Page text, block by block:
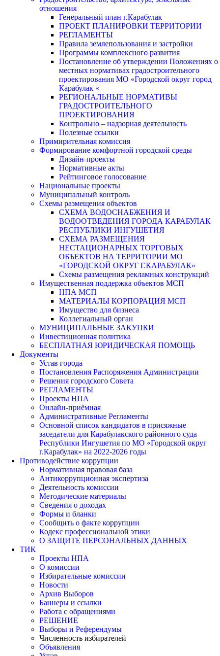
отношения
Генеральный план г.Карабулак
ПРОЕКТ ПЛАНИРОВКИ ТЕРРИТОРИИ
РЕГЛАМЕНТЫ
Правила землепользования и застройки
Программы комплексного развития
Постановление об утверждении Положениях о
местных нормативах градостроительного
проектирования МО «Городской округ город
Карабулак «
РЕГИОНАЛЬНЫЕ НОРМАТИВЫ
ГРАДОСТРОИТЕЛЬНОГО
ПРОЕКТИРОВАНИЯ
Контрольно – надзорная деятельность
Полезные ссылки
Примирительная комиссия
Формирование комфортной городской среды
Дизайн-проекты
Нормативные акты
Рейтинговое голосование
Национальные проекты
Муниципальный контроль
Схемы размещения объектов
СХЕМА ВОДОСНАБЖЕНИЯ И
ВОДООТВЕДЕНИЯ ГОРОДА КАРАБУЛАК
РЕСПУБЛИКИ ИНГУШЕТИЯ
СХЕМА РАЗМЕЩЕНИЯ
НЕСТАЦИОНАРНЫХ ТОРГОВЫХ
ОБЪЕКТОВ НА ТЕРРИТОРИИ МО
«ГОРОДСКОЙ ОКРУГ Г.КАРАБУЛАК»
Схемы размещения рекламных конструкций
Имущественная поддержка объектов МСП
НПА МСП
МАТЕРИАЛЫ КОРПОРАЦИЯ МСП
Имущество для бизнеса
Коллегиальный орган
МУНИЦИПАЛЬНЫЕ ЗАКУПКИ
Инвестиционная политика
БЕСПЛАТНАЯ ЮРИДИЧЕСКАЯ ПОМОЩЬ
Документы
Устав города
Постановления Распоряжения Администрации
Решения городского Совета
РЕГЛАМЕНТЫ
Проекты НПА
Онлайн-приёмная
Административные Регламенты
Основной список кандидатов в присяжные
заседатели для Карабулакского районного суда
Республики Ингушетия по МО «Городской округ
г.Карабулак» на 2022-2026 годы
Противодействие коррупции
Нормативная правовая база
Антикоррупционная экспертиза
Деятельность комиссии
Методические материалы
Сведения о доходах
Формы и бланки
Сообщить о факте коррупции
Кодекс профессиональной этики
О ЗАЩИТЕ ПЕРСОНАЛЬНЫХ ДАННЫХ
ТИК
Проекты НПА
О комиссии
Избирательные комиссии
Новости
Архив Выборов
Баннеры и ссылки
Работа с обращениями
РЕШЕНИЕ
Выборы и Референдумы
Численность избирателей
Объявления